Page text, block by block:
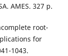
AMES. 327 p.
root-
for
1043.